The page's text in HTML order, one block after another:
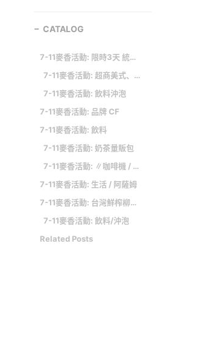
CATALOG
7-11麥香活動: 限時3天 統一集團17大品牌逾千款商品首度價格狂殺
7-11麥香活動: 超商美式、拿鐵買6送6今天限時搶
7-11麥香活動: 飲料沖泡
7-11麥香活動: 品牌 CF
7-11麥香活動: 飲料
7-11麥香活動: 奶茶量販包
7-11麥香活動: ∥咖啡機 / 咖啡壼
7-11麥香活動: 生活 / 阿薩姆
7-11麥香活動: 台灣鮮榨柳丁汁全新登場！柳橙汁給你滿滿元氣
7-11麥香活動: 飲料/沖泡
Related Posts